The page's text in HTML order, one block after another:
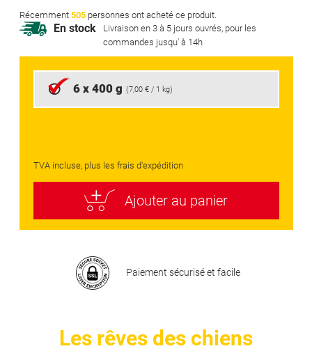
of
the
gallery
Récemment 505personnes ont acheté ce produit.
Les rêves des chiens
En stock
Livraison en 3 à 5 jours ouvrés, pour les
commandes jusqu' à 14h
6 x 400 g (7,00 €/ 1 kg)
TVA incluse, plus les frais d'expédition
Ajouter au panier
Paiement sécurisé et facile